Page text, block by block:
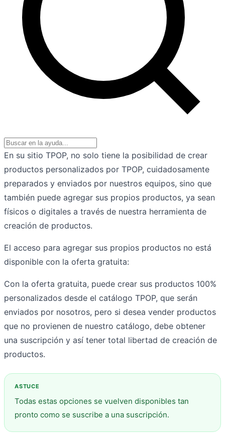
En su sitio TPOP, no solo tiene la posibilidad de crear
productos personalizados por TPOP, cuidadosamente
preparados y enviados por nuestros equipos, sino que
también puede agregar sus propios productos, ya sean
físicos o digitales a través de nuestra herramienta de
creación de productos.
El acceso para agregar sus propios productos no está
disponible con la oferta gratuita:
Con la oferta gratuita, puede crear sus productos 100%
personalizados desde el catálogo TPOP, que serán
enviados por nosotros, pero si desea vender productos
que no provienen de nuestro catálogo, debe obtener
una suscripción y así tener total libertad de creación de
productos.
Todas estas opciones se vuelven disponibles tan
pronto como se suscribe a una suscripción.